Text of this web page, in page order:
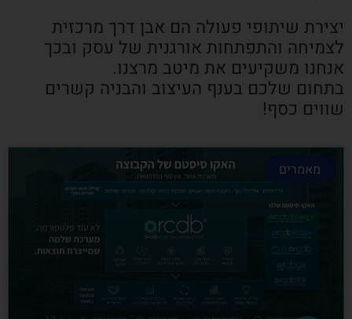
יצירת שיתופי פעולה הם אבן דרך מרכזית
לצמיחה והתפתחות אורגנית של עסק ובכך
אנחנו משקיעים את מיטב מרצנו.
בתחום שלכם בענף העיצוב והבניה קשרים
שווים כסף!
מאמרים